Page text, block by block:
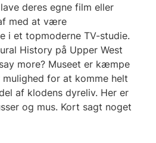
deres egne film eller
med at være
i et topmoderne TV-studie.
History på Upper West
more? Museet er kæmpe
for at komme helt
af klodens dyreliv. Her er
og mus. Kort sagt noget